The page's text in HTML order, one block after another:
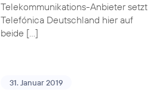
Telekommunikations-Anbieter setzt
Telefónica Deutschland hier auf
beide […]
31. Januar 2019